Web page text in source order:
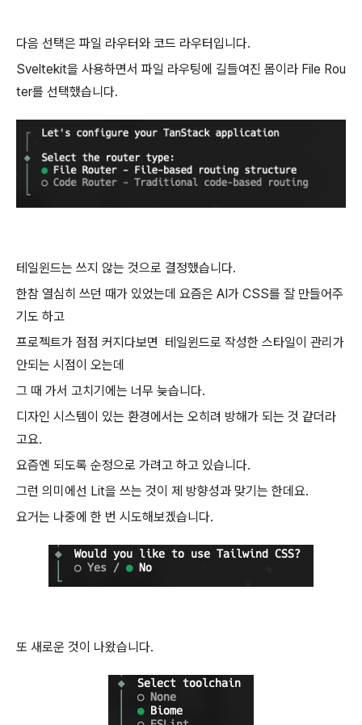
다음 선택은 파일 라우터와 코드 라우터입니다.
Sveltekit을 사용하면서 파일 라우팅에 길들여진 몸이라 File Rou
ter를 선택했습니다.
테일윈드는 쓰지 않는 것으로 결정했습니다.
한참 열심히 쓰던 때가 있었는데 요즘은 AI가 CSS를 잘 만들어주
기도 하고
프로젝트가 점점 커지다보면 테일윈드로 작성한 스타일이 관리가
안되는 시점이 오는데
그 때 가서 고치기에는 너무 늦습니다.
디자인 시스템이 있는 환경에서는 오히려 방해가 되는 것 같더라
고요.
요즘엔 되도록 순정으로 가려고 하고 있습니다.
그런 의미에선 Lit을 쓰는 것이 제 방향성과 맞기는 한데요.
요거는 나중에 한 번 시도해보겠습니다.
또 새로운 것이 나왔습니다.